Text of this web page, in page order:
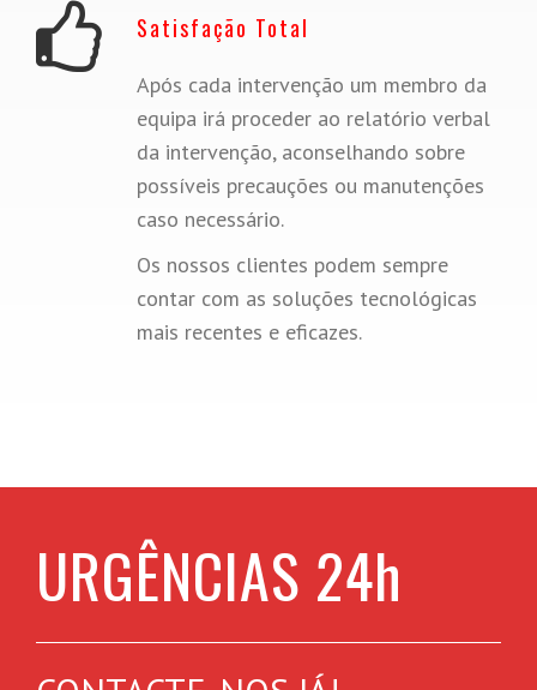
Satisfação Total
Após cada intervenção um membro da
equipa irá proceder ao relatório verbal
da intervenção, aconselhando sobre
possíveis precauções ou manutenções
caso necessário.
Os nossos clientes podem sempre
contar com as soluções tecnológicas
mais recentes e eficazes.
URGÊNCIAS 24h